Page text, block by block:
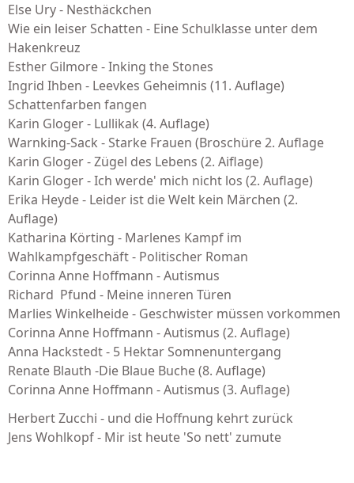
Else Ury - Nesthäckchen
Wie ein leiser Schatten - Eine Schulklasse unter dem
Hakenkreuz
Esther Gilmore - Inking the Stones
Ingrid Ihben - Leevkes Geheimnis (11. Auflage)
Schattenfarben fangen
Karin Gloger - Lullikak (4. Auflage)
Warnking-Sack - Starke Frauen (Broschüre 2. Auflage
Karin Gloger - Zügel des Lebens (2. Aiflage)
Karin Gloger - Ich werde' mich nicht los (2. Auflage)
Erika Heyde - Leider ist die Welt kein Märchen (2.
Auflage)
Katharina Körting - Marlenes Kampf im
Wahlkampfgeschäft - Politischer Roman
Corinna Anne Hoffmann - Autismus
Richard Pfund - Meine inneren Türen
Marlies Winkelheide - Geschwister müssen vorkommen
Corinna Anne Hoffmann - Autismus (2. Auflage)
Anna Hackstedt - 5 Hektar Somnenuntergang
Renate Blauth -Die Blaue Buche (8. Auflage)
Corinna Anne Hoffmann - Autismus (3. Auflage)
Herbert Zucchi - und die Hoffnung kehrt zurück
Jens Wohlkopf - Mir ist heute 'So nett' zumute